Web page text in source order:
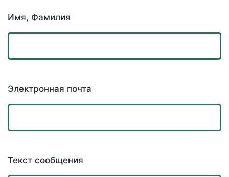
Имя, Фамилия
Электронная почта
Текст сообщения